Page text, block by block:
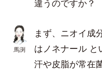
違うのですか？
馬渕
まず、ニオイ成
はノネナール と
汗や皮脂が常在